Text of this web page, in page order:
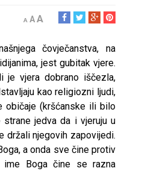
A AA
čovječanstva, na
jest gubitak vjere.
je vjera dobrano iščezla,
kao religiozni ljudi,
običaje (kršćanske ili bilo
jedva da i vjeruju u
držali njegovih zapovijedi.
a onda sve čine protiv
ime Boga čine se razna